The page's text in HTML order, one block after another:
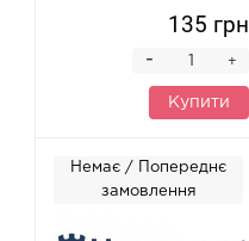
135 грн
+
-
Купити
Немає / Попереднє
замовлення